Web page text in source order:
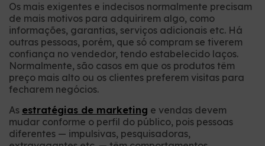
Os mais exigentes e indecisos normalmente precisam
de mais motivos para adquirirem algo, como
informações, garantias, serviços adicionais etc. Há
outras pessoas, porém, que só compram se tiverem
confiança no vendedor, tendo estabelecido laços.
Normalmente, são casos em que os produtos têm
preço mais alto ou os clientes preferem visitas para
fecharem negócios.
As estratégias de marketing e vendas devem
mudar conforme o perfil do público, pois pessoas
diferentes — impulsivas, pesquisadoras,